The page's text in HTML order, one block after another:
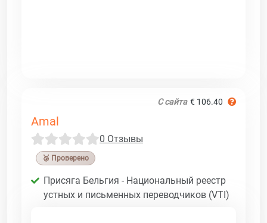
С сайта € 106.40
Amal
0 Отзывы
🥉 Проверено
Присяга Бельгия - Национальный реестр
устных и письменных переводчиков (VTI)